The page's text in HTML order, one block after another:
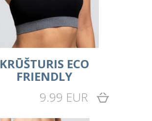
KRŪŠTURIS ECO
FRIENDLY
9.99 EUR